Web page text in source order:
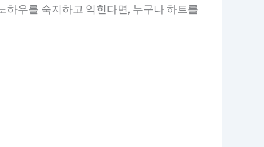
하우를 숙지하고 익힌다면, 누구나 하트를